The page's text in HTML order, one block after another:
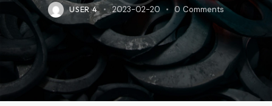
USER 4 2023-02-20 0 Comments